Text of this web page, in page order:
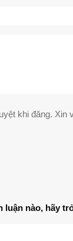
khi đăng. Xin
luận nào, hãy